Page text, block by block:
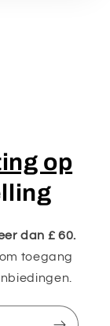
op
dan £ 60.
toegang